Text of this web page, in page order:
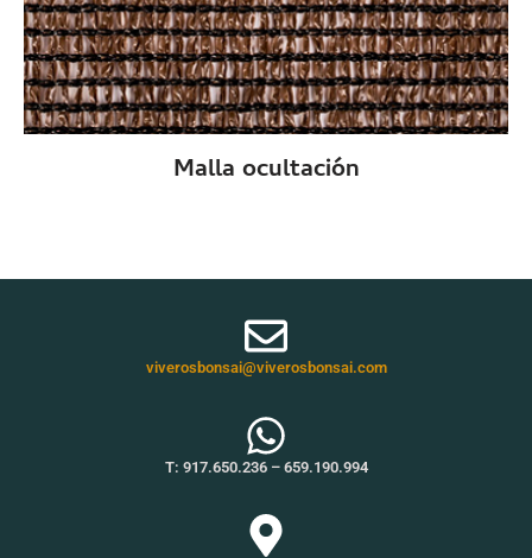
Malla ocultación
viverosbonsai@viverosbonsai.com
T: 917.650.236– 659.190.994